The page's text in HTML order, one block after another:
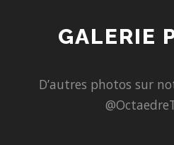
GALERIE
D’autres photos sur